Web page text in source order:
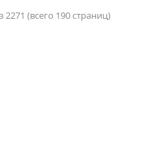
2271 (всего 190 страниц)